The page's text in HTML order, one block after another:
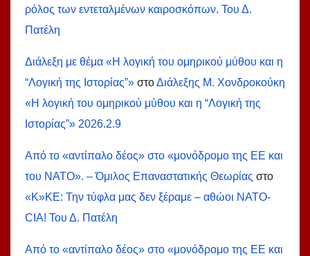
ρόλος των εντεταλμένων καιροσκόπων. Του Δ.
Πατέλη
Διάλεξη με θέμα «Η λογική του ομηρικού μύθου και η
“Λογική της Ιστορίας”» στοΔιάλεξης Μ. Χονδροκούκη
«Η λογική του ομηρικού μύθου και η “Λογική της
Ιστορίας”» 2026.2.9
Από το «αντίπαλο δέος» στο «μονόδρομο της ΕΕ και
του ΝΑΤΟ». – Όμιλος Επαναστατικής Θεωρίας στο
«Κ»ΚΕ: Την τύφλα μας δεν ξέραμε – αθώοι ΝΑΤΟ-
СIA! Του Δ. Πατέλη
Από το «αντίπαλο δέος» στο «μονόδρομο της ΕΕ και